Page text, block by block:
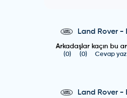
Land Rover-
Arkadaşlar kaçın bu
(0) (0) Cevap yaz
Land Rover-